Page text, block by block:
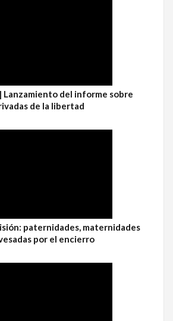
Lanzamiento del informe sobre
de la libertad
paternidades, maternidades
por el encierro